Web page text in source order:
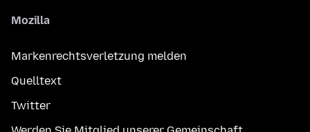
Mozilla
Markenrechtsverletzung melden
Quelltext
Twitter